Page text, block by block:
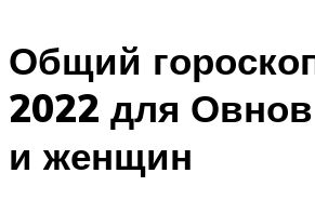
Общий
2022 для
и женщин